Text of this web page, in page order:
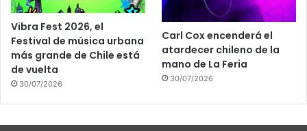
Vibra Fest 2026, el
Festival de música urbana
más grande de Chile está
de vuelta
30/07/2026
Carl Cox encenderá el
atardecer chileno de la
mano de La Feria
30/07/2026